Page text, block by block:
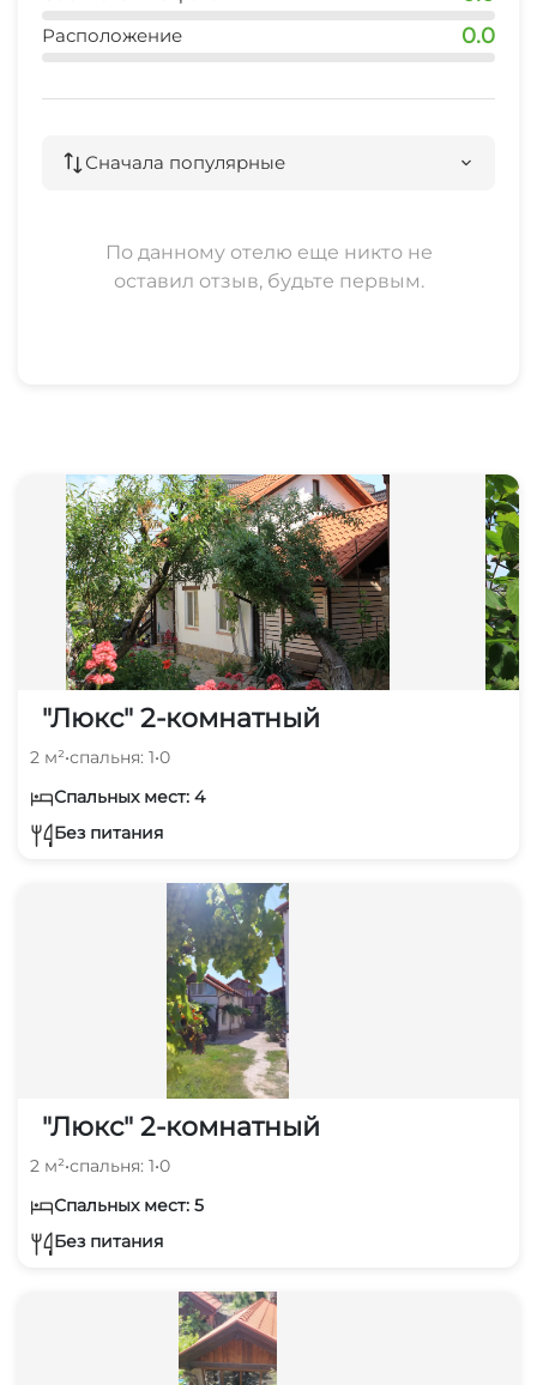
Расположение 0.0
Сначала популярные
По данному отелю еще никто не
оставил отзыв, будьте первым.
"Люкс" 2-комнатный
2 м²•спальня: 1•0
Спальных мест: 4
Без питания
"Люкс" 2-комнатный
2 м²•спальня: 1•0
Спальных мест: 5
Без питания